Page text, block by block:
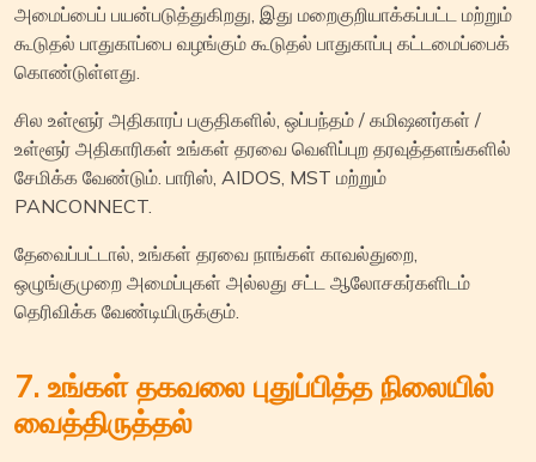
அமைப்பைப் பயன்படுத்துகிறது, இது மறைகுறியாக்கப்பட்ட மற்றும்
கூடுதல் பாதுகாப்பை வழங்கும் கூடுதல் பாதுகாப்பு கட்டமைப்பைக்
கொண்டுள்ளது.
சில உள்ளூர் அதிகாரப் பகுதிகளில், ஒப்பந்தம் / கமிஷனர்கள் /
உள்ளூர் அதிகாரிகள் உங்கள் தரவை வெளிப்புற தரவுத்தளங்களில்
சேமிக்க வேண்டும். பாரிஸ், AIDOS, MST மற்றும்
PANCONNECT.
தேவைப்பட்டால், உங்கள் தரவை நாங்கள் காவல்துறை,
ஒழுங்குமுறை அமைப்புகள் அல்லது சட்ட ஆலோசகர்களிடம்
தெரிவிக்க வேண்டியிருக்கும்.
7. உங்கள் தகவலை புதுப்பித்த நிலையில்
வைத்திருத்தல்